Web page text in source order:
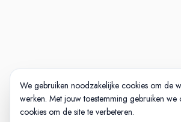
We gebruiken noodzakelijke cookies om de
werken. Met jouw toestemming gebruiken we
cookies om de site te verbeteren.